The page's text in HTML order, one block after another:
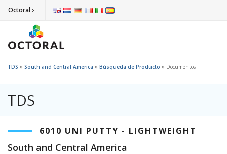
Octoral ›
TDS » South and Central America » Búsqueda de Producto » Documentos
TDS
6010 UNI PUTTY - LIGHTWEIGHT
South and Central America